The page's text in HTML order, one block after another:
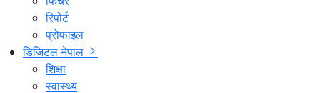
रिपोर्ट
प्रोफाइल
डिजिटल नेपाल
शिक्षा
स्वास्थ्य